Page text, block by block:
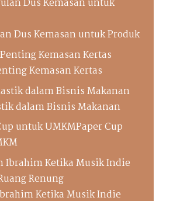
Dus Kemasan untuk Produk
Kemasan Kertas
dalam Bisnis Makanan
Paper Cup
Ketika Musik Indie